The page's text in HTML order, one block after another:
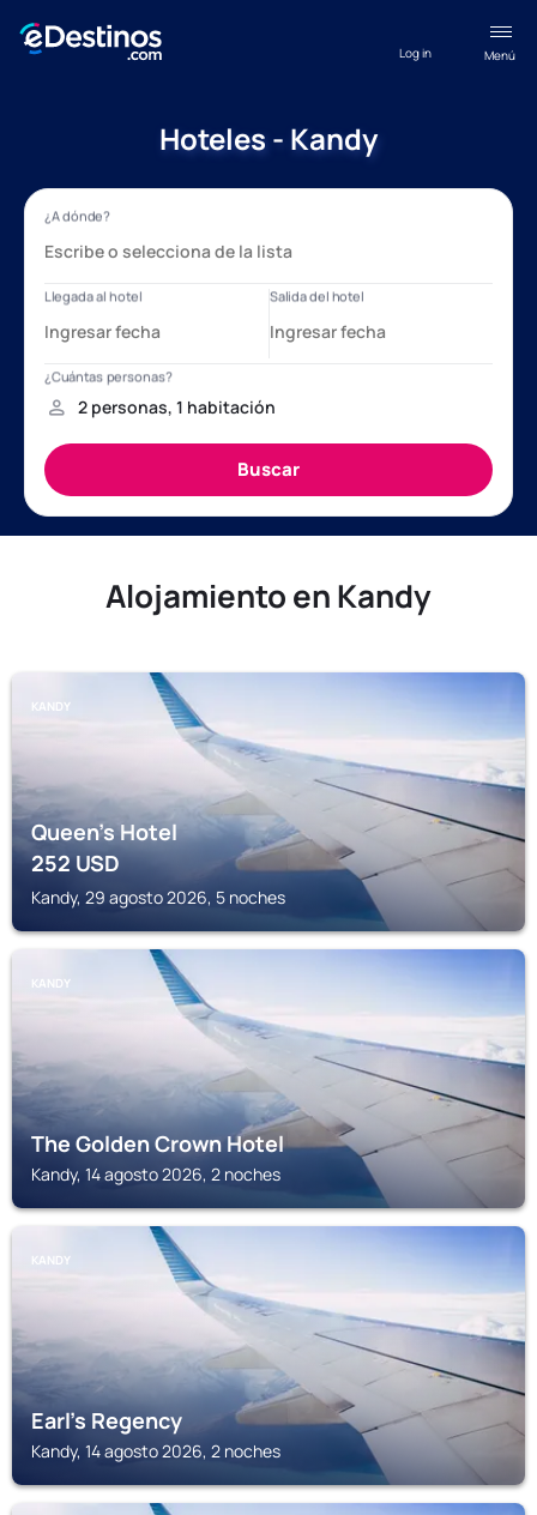
Menú
Log in
Hoteles - Kandy
Alojamiento en Kandy
KANDY
Queen's Hotel
252USD
Kandy, 29 agosto 2026, 5 noches
KANDY
The Golden Crown Hotel
Kandy, 14 agosto 2026, 2 noches
KANDY
Earl's Regency
Kandy, 14 agosto 2026, 2 noches